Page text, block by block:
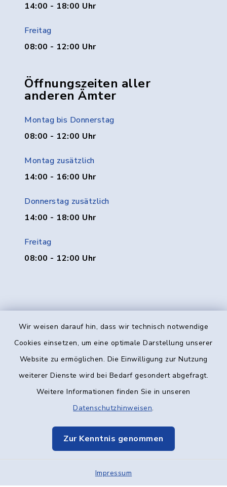
Wir weisen darauf hin, dass wir technisch notwendige
Cookies einsetzen, um eine optimale Darstellung unserer
Website zu ermöglichen. Die Einwilligung zur Nutzung
weiterer Dienste wird bei Bedarf gesondert abgefragt.
Weitere Informationen finden Sie in unseren
Datenschutzhinweisen.
Zur Kenntnis genommen
Impressum
14:00 - 18:00 Uhr
Freitag
08:00 - 12:00 Uhr
Öffnungszeiten aller
anderen Ämter
Montag bis Donnerstag
08:00 - 12:00 Uhr
Montag zusätzlich
14:00 - 16:00 Uhr
Donnerstag zusätzlich
14:00 - 18:00 Uhr
Freitag
08:00 - 12:00 Uhr
Kontakt
Datenschutz
Elektronische Kommunikation
Sitemap